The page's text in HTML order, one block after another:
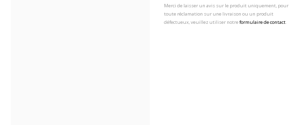
Merci de laisser un avis sur le produit uniquement, pour
toute réclamation sur une livraison ou un produit
défectueux, veuillez utiliser notreformulaire de contact.